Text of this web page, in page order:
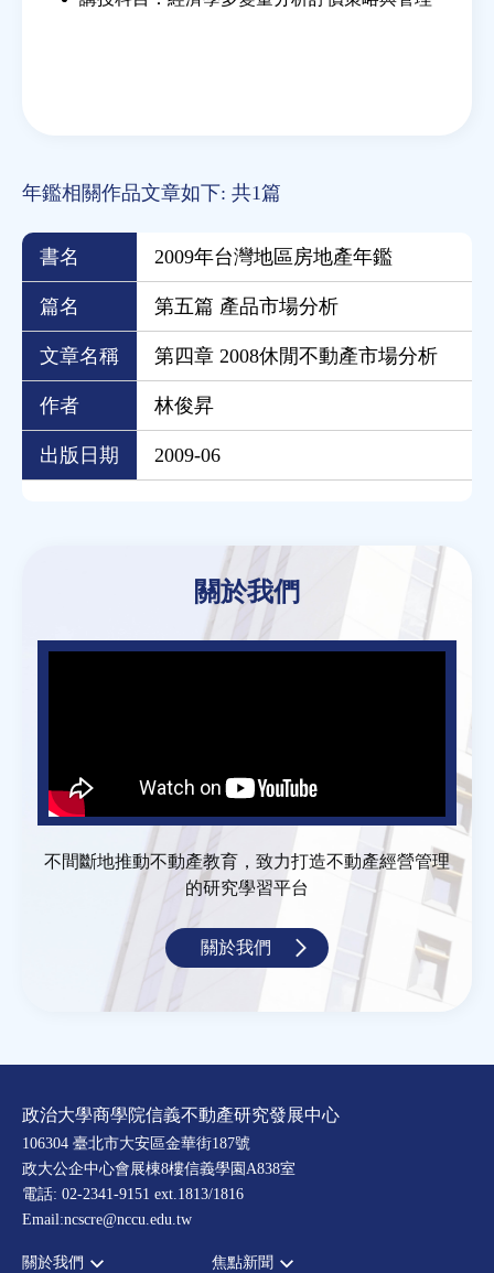
年鑑相關作品文章如下: 共1篇
書名 2009年台灣地區房地產年鑑
篇名 第五篇 產品市場分析
文章名稱 第四章 2008休閒不動產市場分析
作者 林俊昇
出版日期 2009-06
關於我們
不間斷地推動不動產教育，致力打造不動產經營管理
的研究學習平台
關於我們
政治大學商學院信義不動產研究發展中心
106304 臺北市大安區金華街187號
政大公企中心會展棟8樓信義學園A838室
電話: 02-2341-9151 ext.1813/1816
Email:ncscre@nccu.edu.tw
關於我們 焦點新聞